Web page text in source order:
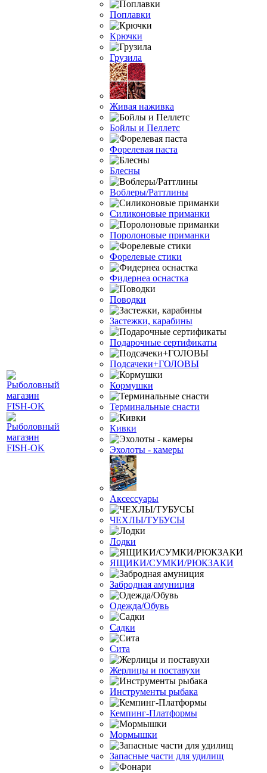
Поплавки
Крючки
Грузила
Живая наживка
Бойлы и Пеллетс
Форелевая паста
Блесны
Воблеры/Раттлины
Силиконовые приманки
Поролоновые приманки
Форелевые стики
Фидернеа оснастка
Поводки
Застежки, карабины
Подарочные сертификаты
Подсачеки+ГОЛОВЫ
Кормушки
Терминальные снасти
Кивки
Эхолоты - камеры
Аксессуары
ЧЕХЛЫ/ТУБУСЫ
Лодки
ЯЩИКИ/СУМКИ/РЮКЗАКИ
Забродная амуниция
Одежда/Обувь
Садки
Сита
Жерлицы и поставухи
Инструменты рыбака
Кемпинг-Платформы
Мормышки
Запасные части для удилищ